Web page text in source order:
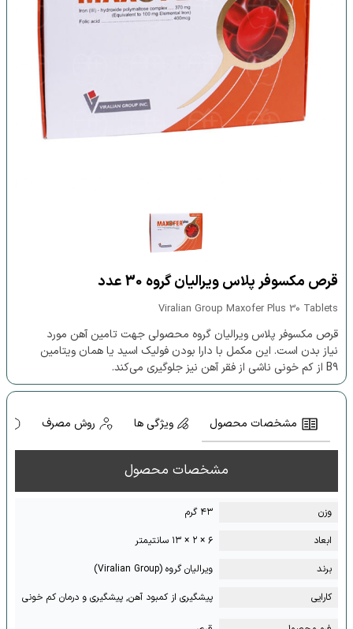
قرص مکسوفر پلاس ویرالیان گروه 30 عدد
Viralian Group Maxofer Plus 30 Tablets
قرص مکسوفر پلاس ویرالیان گروه محصولی جهت تامین آهن مورد
نیاز بدن است. این مکمل با دارا بودن فولیک اسید یا همان ویتامین
B۹ از کم خونی ناشی از فقر آهن نیز جلوگیری می‌کند.
مشخصات محصول ویژگی ها روش مصرف
مشخصات محصول
وزن
۴۳ گرم
ابعاد
۶ × ۲ × ۱۳ سانتیمتر
برند
ویرالیان گروه (Viralian Group)
کارایی
پیشگیری از کمبود آهن, پیشگیری و درمان کم خونی